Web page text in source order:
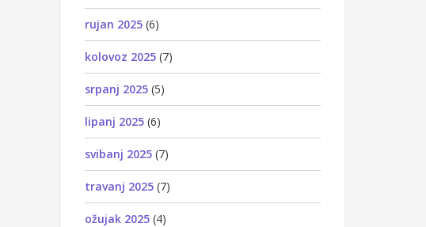
rujan 2025 (6)
kolovoz 2025 (7)
srpanj 2025 (5)
lipanj 2025 (6)
svibanj 2025 (7)
travanj 2025 (7)
ožujak 2025 (4)